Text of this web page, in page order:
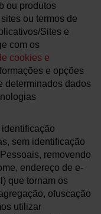
ou produtos
ou termos de
Sites e
com os
cookies e
e opções
determinados dados
sem identificação
removendo
endereço de e-
que tornam os
ofuscação
utilizar